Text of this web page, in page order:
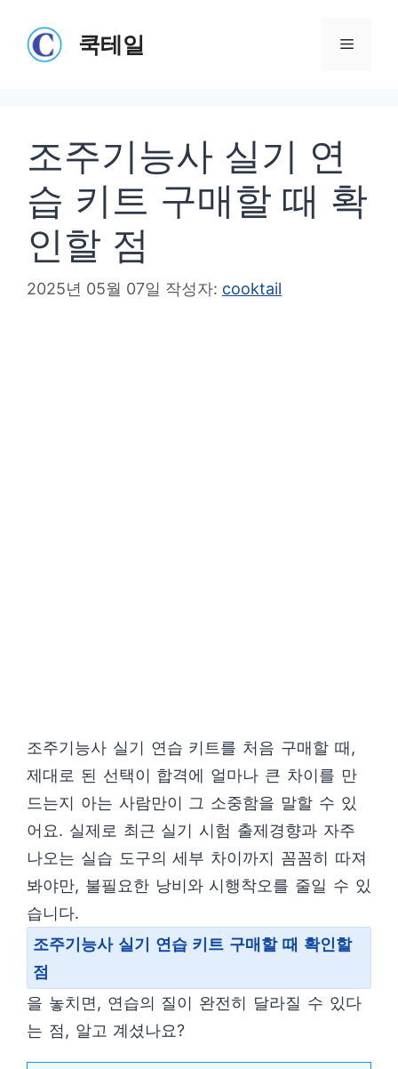
쿡테일 메
조주기능사 실기 연
습 키트 구매할 때 확
인할 점
2025년 05월 07일 작성자: cooktail
조주기능사 실기 연습 키트를 처음 구매할 때,
제대로 된 선택이 합격에 얼마나 큰 차이를 만
드는지 아는 사람만이 그 소중함을 말할 수 있
어요. 실제로 최근 실기 시험 출제경향과 자주
나오는 실습 도구의 세부 차이까지 꼼꼼히 따져
봐야만, 불필요한 낭비와 시행착오를 줄일 수 있
습니다.
조주기능사 실기 연습 키트 구매할 때 확인할
점
을 놓치면, 연습의 질이 완전히 달라질 수 있다
는 점, 알고 계셨나요?